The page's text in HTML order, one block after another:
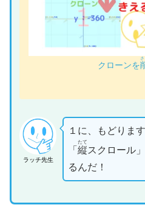
クローンを
さ
ラッチ先生
１に、もどります
「縦
たて
スクロール
るんだ！